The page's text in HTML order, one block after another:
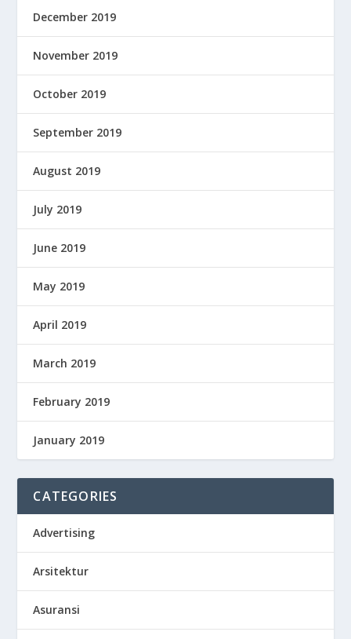
December 2019
November 2019
October 2019
September 2019
August 2019
July 2019
June 2019
May 2019
April 2019
March 2019
February 2019
January 2019
CATEGORIES
Advertising
Arsitektur
Asuransi